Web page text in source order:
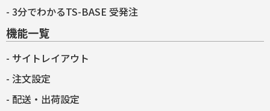
3分でわかるTS-BASE 受発注
機能一覧
サイトレイアウト
注文設定
配送・出荷設定